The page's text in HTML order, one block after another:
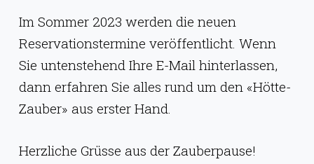
Im Sommer 2023 werden die neuen
Reservationstermine veröffentlicht. Wenn
Sie untenstehend Ihre E-Mail hinterlassen,
dann erfahren Sie alles rund um den «Hötte-
Zauber» aus erster Hand.
Herzliche Grüsse aus der Zauberpause!